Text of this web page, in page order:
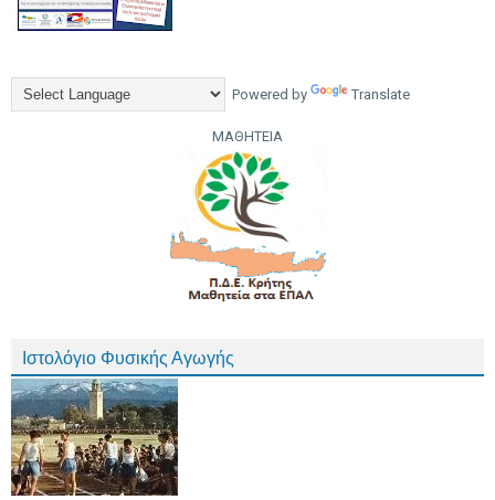
Powered by Translate
ΜΑΘΗΤΕΙΑ
Ιστολόγιο Φυσικής Αγωγής